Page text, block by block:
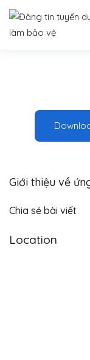
Giới thiệu về
Chia sẻ bài viết
Location